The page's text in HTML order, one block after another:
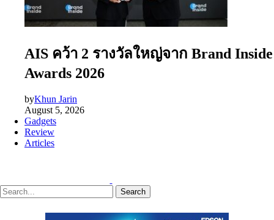
AIS คว้า 2 รางวัลใหญ่จาก Brand Inside
Awards 2026
byKhun Jarin
August 5, 2026
Gadgets
Review
Articles
Search